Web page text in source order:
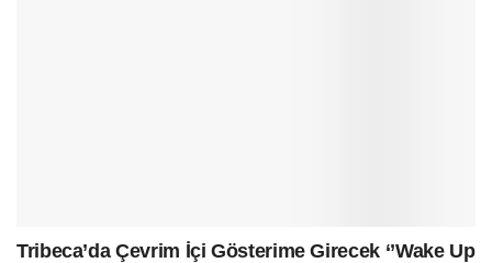
Tribeca’da Çevrim İçi Gösterime Girecek ‘’Wake Up